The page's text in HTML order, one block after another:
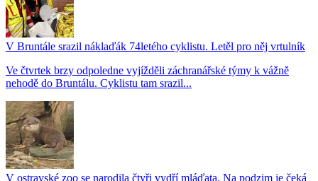
V Bruntále srazil náklaďák 74letého cyklistu. Letěl pro něj vrtulník
Ve čtvrtek brzy odpoledne vyjížděli záchranářské týmy k vážně
nehodě do Bruntálu. Cyklistu tam srazil...
V ostravské zoo se narodila čtyři vydří mláďata. Na podzim je čeká